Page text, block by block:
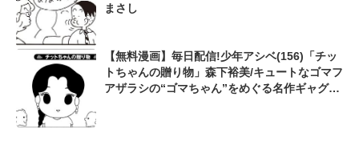
まさし
【無料漫画】毎日配信!少年アシベ(156)「チッ
トちゃんの贈り物」森下裕美/キュートなゴマフ
アザラシの“ゴマちゃん”をめぐる名作ギャグ4